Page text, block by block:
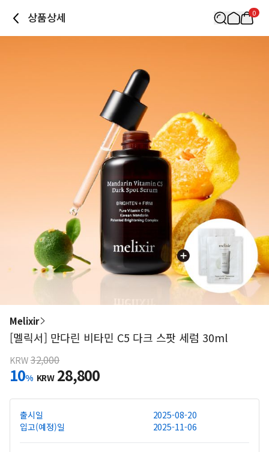
상품상세 0
Melixir
[멜릭서] 만다린 비타민 C5 다크 스팟 세럼 30ml
KRW 32,000
10% KRW 28,800
출시일
2025-08-20
입고(예정)일
2025-11-06